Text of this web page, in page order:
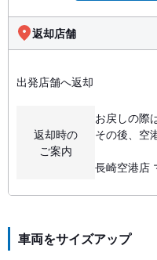
返却店舗
出発店舗へ返却
返却時の
ご案内
お戻しの際
その後、空
長崎空港店
車両をサイズアップ